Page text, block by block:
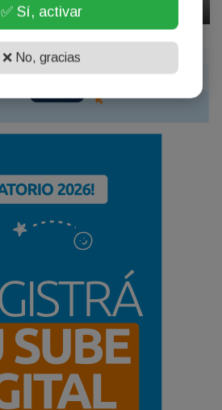
✅ Sí, activar
❌ No, gracias